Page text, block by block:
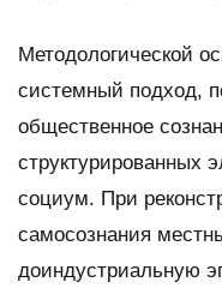
Методологической
системный подход,
общественное
структурированных
социум. При
самосознания
доиндустриальную